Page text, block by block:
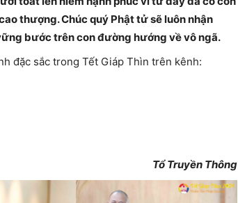
thượng. Chúc quý Phật tử sẽ luôn nhận
bước trên con đường hướng về vô ngã.
đặc sắc trong Tết Giáp Thìn trên kênh:
Tổ Truyền Thông